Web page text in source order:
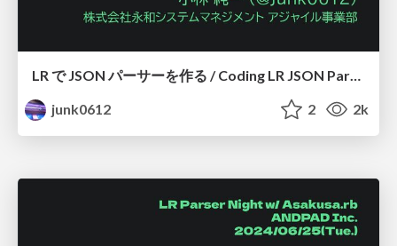
LR で JSON パーサーを作る / Coding LR JSON Parser
junk0612
2 2k